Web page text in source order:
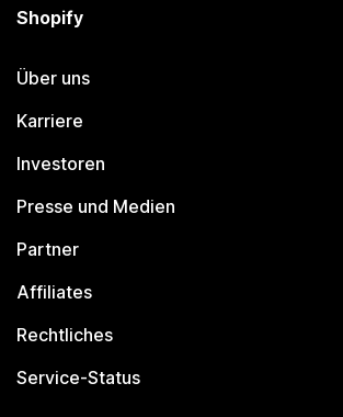
Shopify
Über uns
Karriere
Investoren
Presse und Medien
Partner
Affiliates
Rechtliches
Service-Status